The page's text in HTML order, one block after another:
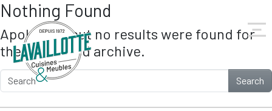
Skip to main content
Nothing Found
Apologies, but no results were found for
the requested archive.
Search